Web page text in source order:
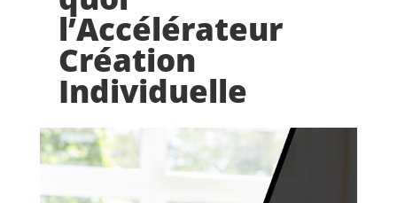
l’Accélérateur
Création
Individuelle